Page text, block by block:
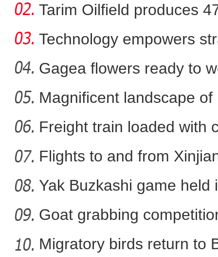
经开区：加快道路改造升级
Tarim Oilfield produces
Technology empowers
Xi
Gagea flowers ready to
Nal
Magnificent landscape
La
Freight train loaded with
Flights to and from
Yak Buzkashi game held
Goat grabbing
Migratory birds return to